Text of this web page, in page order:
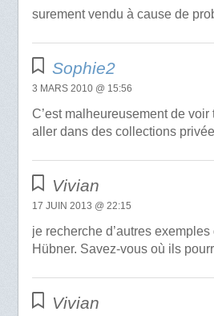
surement vendu à cause de
Sophie2
3 MARS 2010 @ 15:56
C’est malheureusement de
aller dans des collections
Vivian
17 JUIN 2013 @ 22:15
je recherche d’autres
Hübner. Savez-vous où ils
Vivian